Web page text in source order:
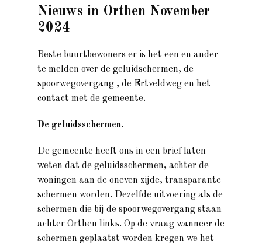
Nieuws in Orthen November
2024
Beste buurtbewoners er is het een en ander
te melden over de geluidschermen, de
spoorwegovergang , de Ertveldweg en het
contact met de gemeente.
De geluidsschermen.
De gemeente heeft ons in een brief laten
weten dat de geluidsschermen, achter de
woningen aan de oneven zijde, transparante
schermen worden. Dezelfde uitvoering als de
schermen die bij de spoorwegovergang staan
achter Orthen links. Op de vraag wanneer de
schermen geplaatst worden kregen we het